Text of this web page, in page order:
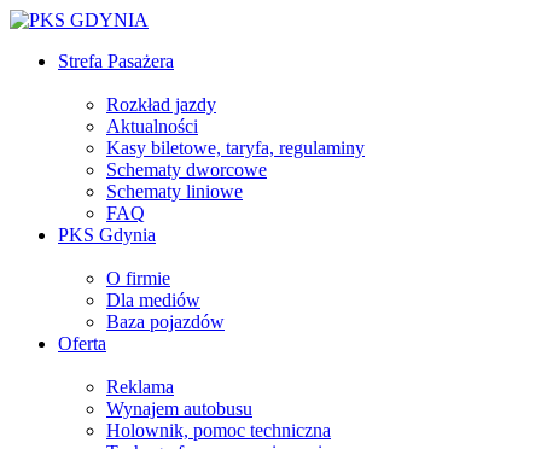
Strefa Pasażera
Rozkład jazdy
Aktualności
Kasy biletowe, taryfa, regulaminy
Schematy dworcowe
Schematy liniowe
FAQ
PKS Gdynia
O firmie
Dla mediów
Baza pojazdów
Oferta
Reklama
Wynajem autobusu
Holownik, pomoc techniczna